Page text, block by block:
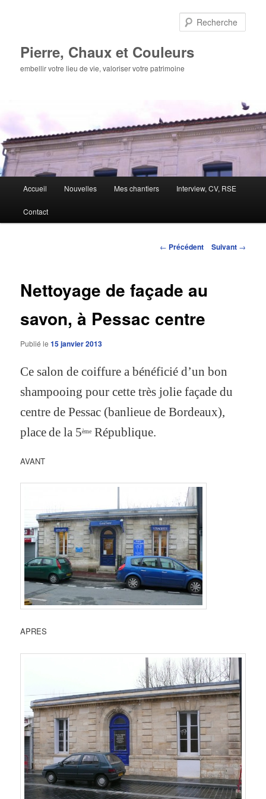
Pierre, Chaux et Couleurs
embellir votre lieu de vie, valoriser votre patrimoine
principal
Accueil Nouvelles Mes chantiers Interview, CV, RSE
Contact
Navigation
← Précédent Suivant →
Nettoyage de façade au
savon, à Pessac centre
Publié le15 janvier 2013
Ce salon de coiffure a bénéficié d’un bon
shampooing pour cette très jolie façade du
centre de Pessac (banlieue de Bordeaux),
placede la 5ème République.
AVANT
APRES